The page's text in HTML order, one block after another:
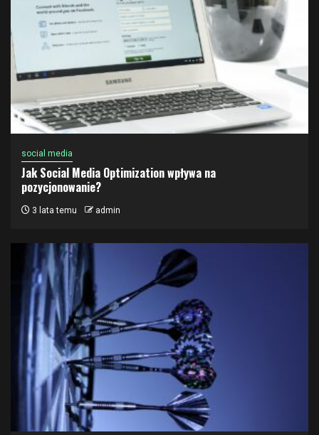
social media
Jak Social Media Optimization wpływa na
pozycjonowanie?
3 lata temu admin